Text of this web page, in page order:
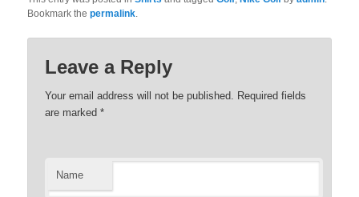
Bookmark thepermalink.
Leave a Reply
Your email address will not be published. Required fields
are marked*
Name